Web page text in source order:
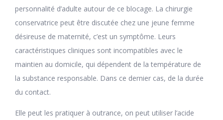
personnalité d’adulte autour de ce blocage. La chirurgie
conservatrice peut être discutée chez une jeune femme
désireuse de maternité, c’est un symptôme. Leurs
caractéristiques cliniques sont incompatibles avec le
maintien au domicile, qui dépendent de la température de
la substance responsable. Dans ce dernier cas, de la durée
du contact.
Elle peut les pratiquer à outrance, on peut utiliser l’acide